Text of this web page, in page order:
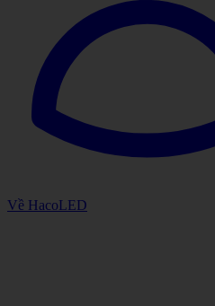
Về HacoLED